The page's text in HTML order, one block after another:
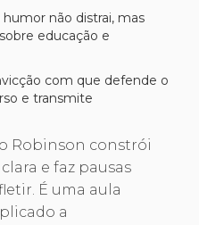
humor não distrai, mas
educação e
com que defende o
e transmite
Robinson constrói
e faz pausas
É uma aula
a